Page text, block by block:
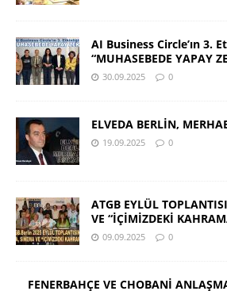
AI Business Circle’ın 3.
“MUHASEBEDE YAPAY
30.09.2025 0
ELVEDA BERLİN,
19.09.2025 0
ATGB EYLÜL
VE “İÇİMİZDEKİ
09.09.2025 0
FENERBAHÇE VE CHOBANİ